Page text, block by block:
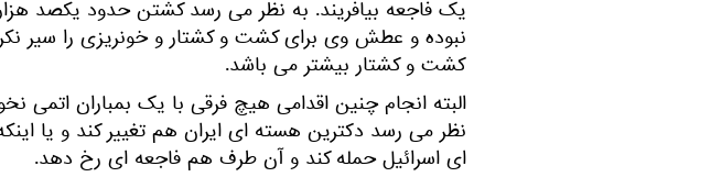
یک فاجعه بیافریند. به نظر می رسد کشتن حدود یکصد
نبوده و عطش وی برای کشت و کشتار و خونریزی را سیر
کشت و کشتار بیشتر می باشد.
البته انجام چنین اقدامی هیچ فرقی با یک بمباران اتمی
نظر می رسد دکترین هسته ای ایران هم تغییر کند و یا
ای اسرائیل حمله کند و آن طرف هم فاجعه ای رخ دهد.